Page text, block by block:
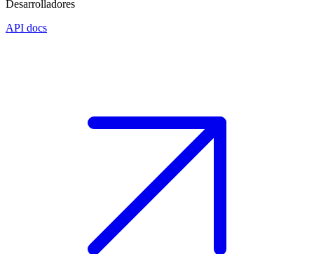
Desarrolladores
API docs